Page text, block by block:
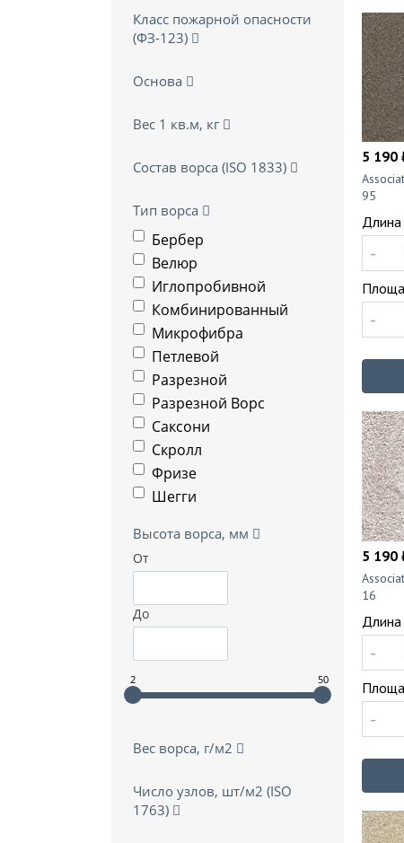
Класс пожарной опасности
(ФЗ-123)
Основа
Вес 1 кв.м, кг
Состав ворса (ISO 1833)
Тип ворса
Бербер
Велюр
Иглопробивной
Комбинированный
Микрофибра
Петлевой
Разрезной
Разрезной Ворс
Саксони
Скролл
Фризе
Шегги
Высота ворса, мм
От
До
2 50
Вес ворса, г/м2
Число узлов, шт/м2 (ISO
1763)
5 190
95
Длина
-
-
5 190
16
Длина
-
-